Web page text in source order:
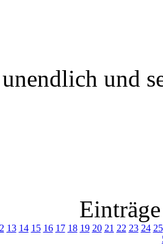
und
13 14 15 16 17 18 19 20 21 22 23 24 25